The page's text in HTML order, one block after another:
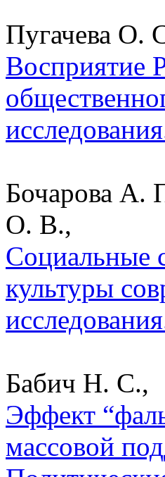
Пугачева О.
Восприятие
Бочарова А.
О. В.,
Социальные
культуры
Бабич Н. С.,
Эффект
массовой